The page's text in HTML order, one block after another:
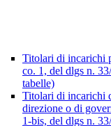
Titolari di incarichi
co. 1, del dlgs n.
tabelle)
Titolari di incarichi
direzione o di
1-bis, del dlgs n.